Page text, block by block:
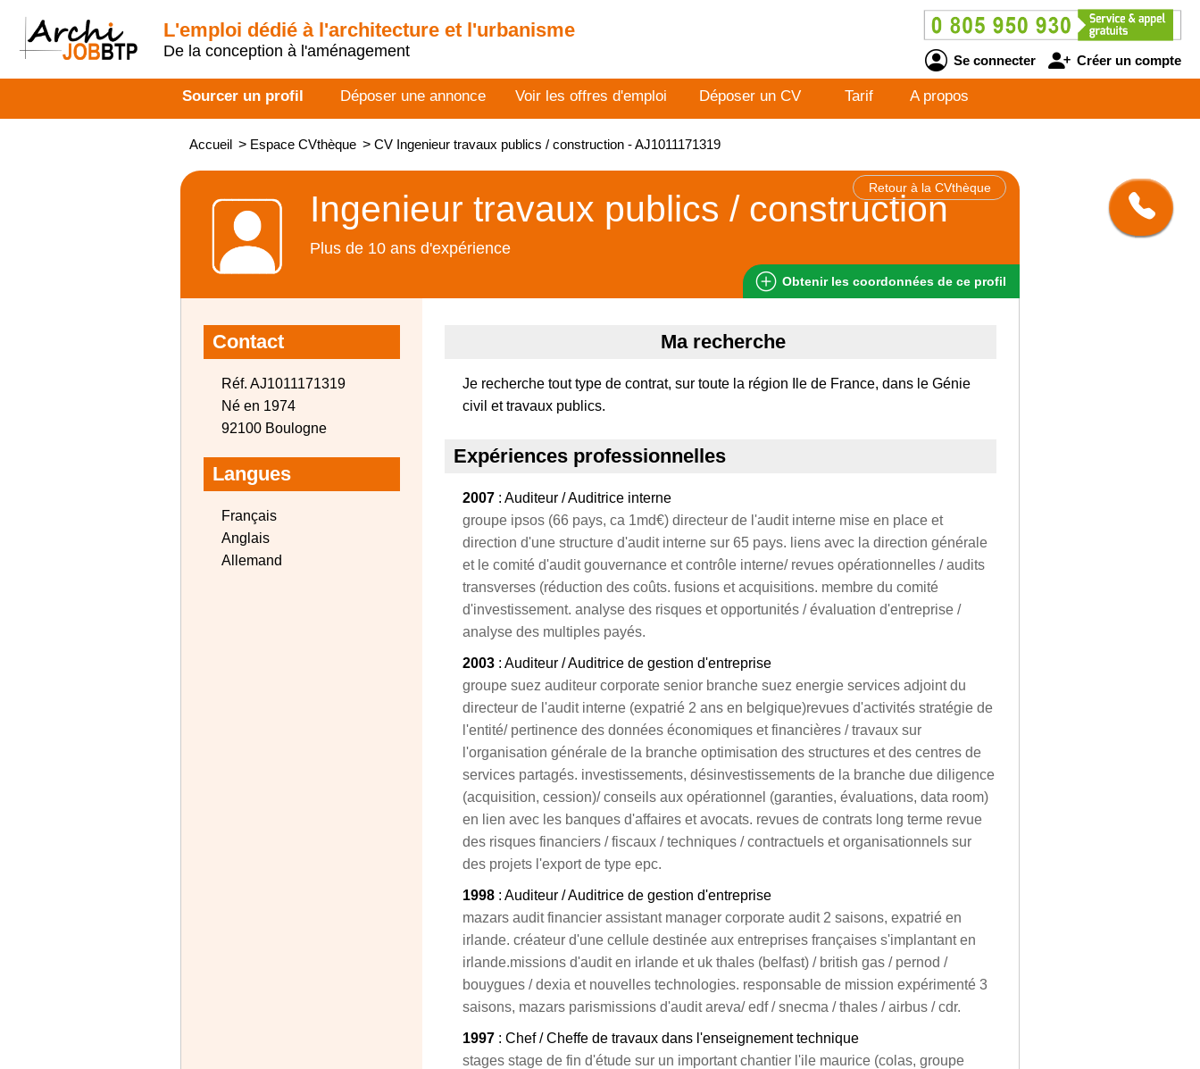
L'emploi dédié à l'architecture et l'urbanisme
De la conception à l'aménagement
Se connecter Créer un compte
Sourcer un profil Déposer une annonce Voir les offres d'emploi Déposer un CV Tarif A propos
Accueil > Espace CVthèque > CV Ingenieur travaux publics / construction - AJ1011171319
Retour à la CVthèque
Ingenieur travaux publics / construction
Plus de 10 ans d'expérience
Obtenir les coordonnées de ce profil
Contact
Réf. AJ1011171319
Né en 1974
92100 Boulogne
Langues
Français
Anglais
Allemand
Ma recherche
Je recherche tout type de contrat, sur toute la région Ile de France, dans le Génie
civil et travaux publics.
Expériences professionnelles
2007 : Auditeur / Auditrice interne
groupe ipsos (66 pays, ca 1md€) directeur de l'audit interne mise en place et
direction d'une structure d'audit interne sur 65 pays. liens avec la direction générale
et le comité d'audit gouvernance et contrôle interne/ revues opérationnelles / audits
transverses (réduction des coûts. fusions et acquisitions. membre du comité
d'investissement. analyse des risques et opportunités / évaluation d'entreprise /
analyse des multiples payés.
2003 : Auditeur / Auditrice de gestion d'entreprise
groupe suez auditeur corporate senior branche suez energie services adjoint du
directeur de l'audit interne (expatrié 2 ans en belgique)revues d'activités stratégie de
l'entité/ pertinence des données économiques et financières / travaux sur
l'organisation générale de la branche optimisation des structures et des centres de
services partagés. investissements, désinvestissements de la branche due diligence
(acquisition, cession)/ conseils aux opérationnel (garanties, évaluations, data room)
en lien avec les banques d'affaires et avocats. revues de contrats long terme revue
des risques financiers / fiscaux / techniques / contractuels et organisationnels sur
des projets l'export de type epc.
1998 : Auditeur / Auditrice de gestion d'entreprise
mazars audit financier assistant manager corporate audit 2 saisons, expatrié en
irlande. créateur d'une cellule destinée aux entreprises françaises s'implantant en
irlande.missions d'audit en irlande et uk thales (belfast) / british gas / pernod /
bouygues / dexia et nouvelles technologies. responsable de mission expérimenté 3
saisons, mazars parismissions d'audit areva/ edf / snecma / thales / airbus / cdr.
1997 : Chef / Cheffe de travaux dans l'enseignement technique
stages stage de fin d'étude sur un important chantier l'ile maurice (colas, groupe